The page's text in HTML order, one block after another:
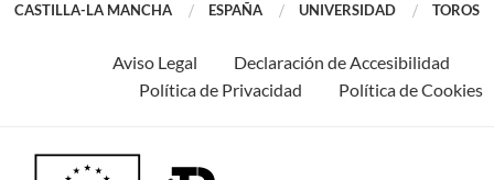
CASTILLA-LA MANCHA
ESPAÑA UNIVERSIDAD TOROS
Aviso Legal
Declaración de Accesibilidad
Política de Privacidad
Política de Cookies